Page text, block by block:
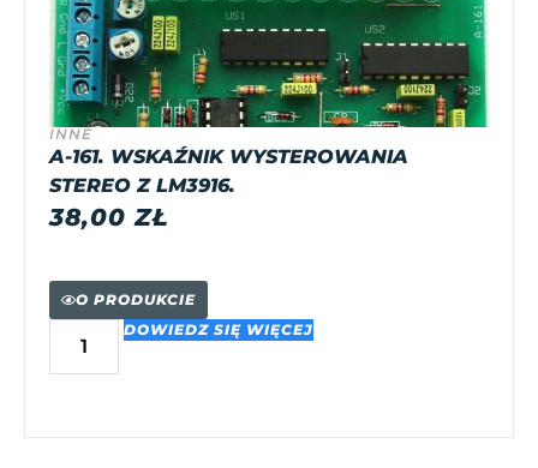
INNE
A-161. WSKAŹNIK WYSTEROWANIA
STEREO Z LM3916.
38,00ZŁ
O PRODUKCIE
DOWIEDZ SIĘ WIĘCEJ